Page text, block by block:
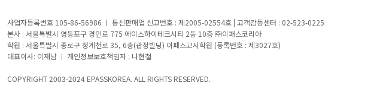
사업자등록번호 105-86-56986 ㅣ 통신판매업 신고번호 : 제2005-02554호 | 고객감동센터 : 02-523-0225
본사 : 서울특별시 영등포구 경인로 775 에이스하이테크시티 2동 10층 ㈜이패스코리아
학원 : 서울특별시 종로구 청계천로 35, 6층(관정빌딩) 이패스고시학원 (등록번호 : 제3027호)
대표이사: 이재남 ㅣ 개인정보보호책임자 : 나현철
COPYRIGHT 2003-2024 EPASSKOREA. ALL RIGHTS RESERVED.